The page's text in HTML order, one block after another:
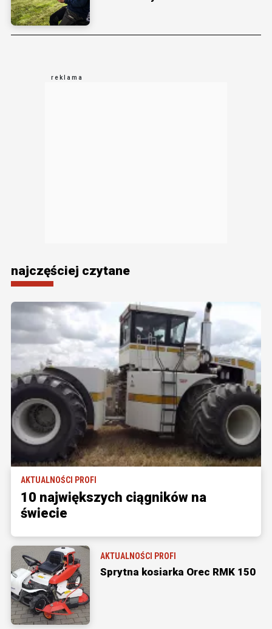
najczęściej czytane
AKTUALNOŚCI PROFI
10 największych ciągników na
świecie
AKTUALNOŚCI PROFI
Sprytna kosiarka Orec RMK 150